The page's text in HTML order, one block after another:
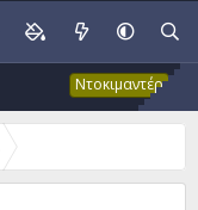
Ντοκιμαντέρ